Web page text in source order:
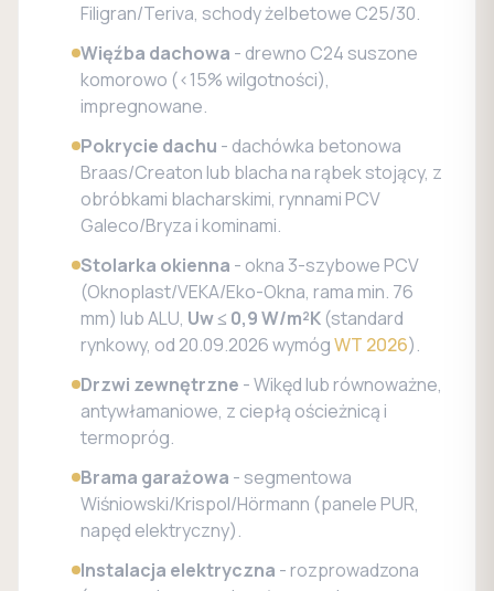
Filigran/Teriva, schody żelbetowe C25/30.
Więźba dachowa - drewno C24 suszone
komorowo (<15% wilgotności),
impregnowane.
Pokrycie dachu - dachówka betonowa
Braas/Creaton lub blacha na rąbek stojący, z
obróbkami blacharskimi, rynnami PCV
Galeco/Bryza i kominami.
Stolarka okienna - okna 3-szybowe PCV
(Oknoplast/VEKA/Eko-Okna, rama min. 76
mm) lub ALU, Uw ≤ 0,9 W/m²K (standard
rynkowy, od 20.09.2026 wymógWT 2026).
Drzwi zewnętrzne - Wikęd lub równoważne,
antywłamaniowe, z ciepłą ościeżnicą i
termopróg.
Brama garażowa - segmentowa
Wiśniowski/Krispol/Hörmann (panele PUR,
napęd elektryczny).
Instalacja elektryczna - rozprowadzona